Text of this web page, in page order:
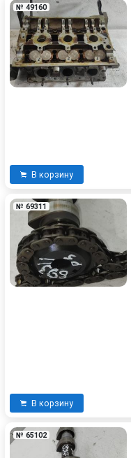
№ 49160
В корзину
№ 69311
В корзину
№ 65102